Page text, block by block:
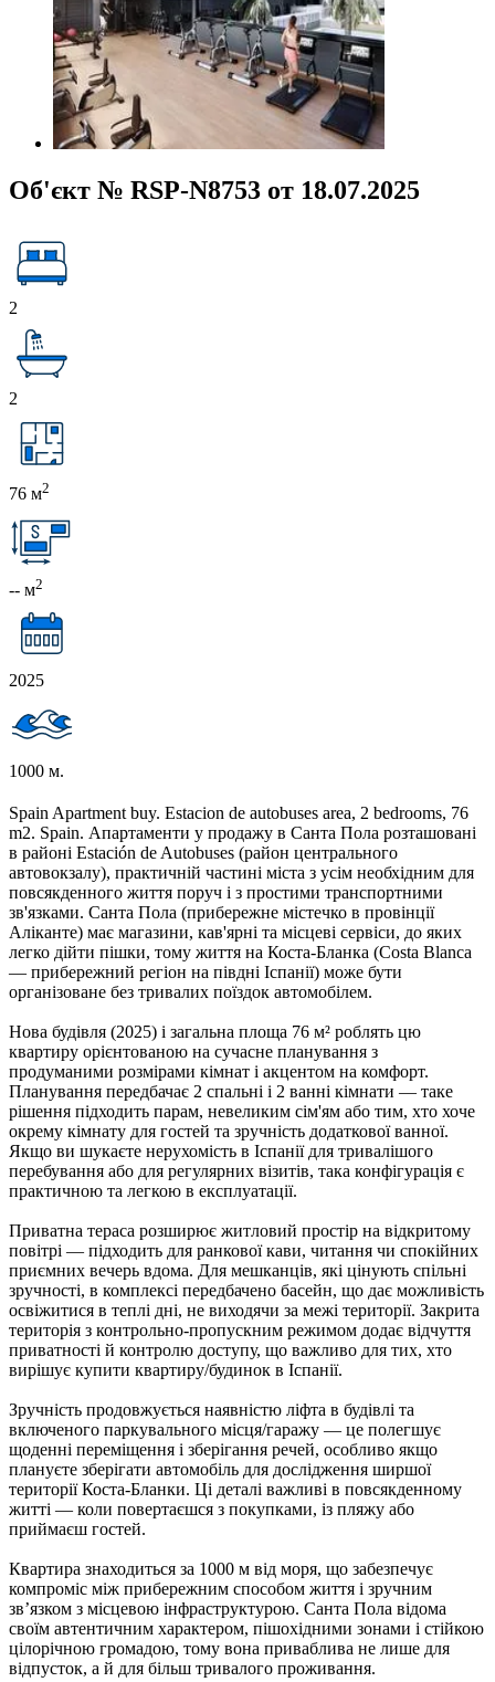
Об'єкт № RSP-N8753 от 18.07.2025
2
2
76 м2
-- м2
2025
1000 м.
Spain Apartment buy. Estacion de autobuses area, 2 bedrooms, 76
m2. Spain. Апартаменти у продажу в Санта Пола розташовані
в районі Estación de Autobuses (район центрального
автовокзалу), практичній частині міста з усім необхідним для
повсякденного життя поруч і з простими транспортними
зв'язками. Санта Пола (прибережне містечко в провінції
Аліканте) має магазини, кав'ярні та місцеві сервіси, до яких
легко дійти пішки, тому життя на Коста-Бланка (Costa Blanca
— прибережний регіон на півдні Іспанії) може бути
організоване без тривалих поїздок автомобілем.
Нова будівля (2025) і загальна площа 76 м² роблять цю
квартиру орієнтованою на сучасне планування з
продуманими розмірами кімнат і акцентом на комфорт.
Планування передбачає 2 спальні і 2 ванні кімнати — таке
рішення підходить парам, невеликим сім'ям або тим, хто хоче
окрему кімнату для гостей та зручність додаткової ванної.
Якщо ви шукаєте нерухомість в Іспанії для тривалішого
перебування або для регулярних візитів, така конфігурація є
практичною та легкою в експлуатації.
Приватна тераса розширює житловий простір на відкритому
повітрі — підходить для ранкової кави, читання чи спокійних
приємних вечерь вдома. Для мешканців, які цінують спільні
зручності, в комплексі передбачено басейн, що дає можливість
освіжитися в теплі дні, не виходячи за межі території. Закрита
територія з контрольно-пропускним режимом додає відчуття
приватності й контролю доступу, що важливо для тих, хто
вирішує купити квартиру/будинок в Іспанії.
Зручність продовжується наявністю ліфта в будівлі та
включеного паркувального місця/гаражу — це полегшує
щоденні переміщення і зберігання речей, особливо якщо
плануєте зберігати автомобіль для дослідження ширшої
території Коста-Бланки. Ці деталі важливі в повсякденному
житті — коли повертаєшся з покупками, із пляжу або
приймаєш гостей.
Квартира знаходиться за 1000 м від моря, що забезпечує
компроміс між прибережним способом життя і зручним
звʼязком з місцевою інфраструктурою. Санта Пола відома
своїм автентичним характером, пішохідними зонами і стійкою
цілорічною громадою, тому вона приваблива не лише для
відпусток, а й для більш тривалого проживання.